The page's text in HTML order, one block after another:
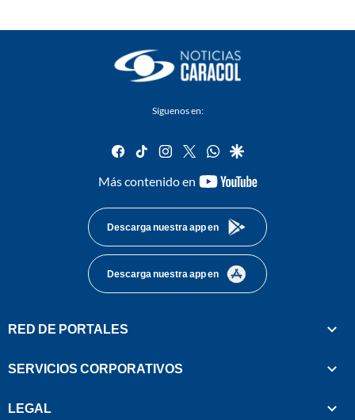
Síguenos en:
facebook
tiktok instagram
twitterwhatsapp
google
Más contenido en
youtube-
Descarga nuestra app en
Descarga nuestra app en
RED DE PORTALES
SERVICIOS CORPORATIVOS
LEGAL